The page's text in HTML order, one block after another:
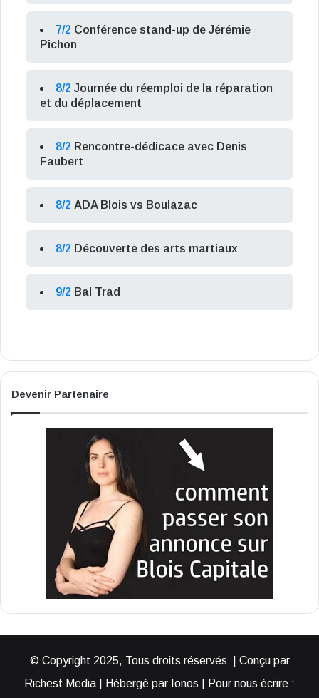
7/2 Conférence stand-up de Jérémie
Pichon
8/2 Journée du réemploi de la réparation
et du déplacement
8/2 Rencontre-dédicace avec Denis
Faubert
8/2 ADA Blois vs Boulazac
8/2 Découverte des arts martiaux
9/2 Bal Trad
Devenir Partenaire
© Copyright 2025, Tous droits réservés | Conçu par
Richest Media | Hébergé par Ionos | Pour nous écrire :